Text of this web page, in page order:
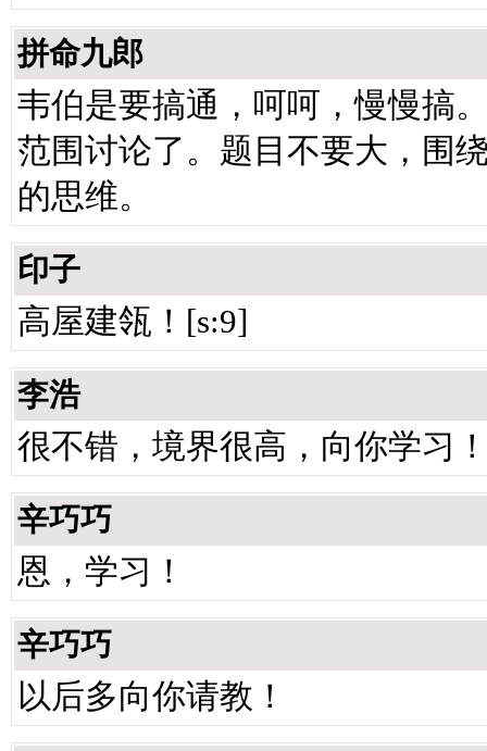
拼命九郎
韦伯是要搞通，呵呵，慢慢搞
范围讨论了。题目不要大，围
的思维。
印子
高屋建瓴！[s:9]
李浩
很不错，境界很高，向你学习
辛巧巧
恩，学习！
辛巧巧
以后多向你请教！